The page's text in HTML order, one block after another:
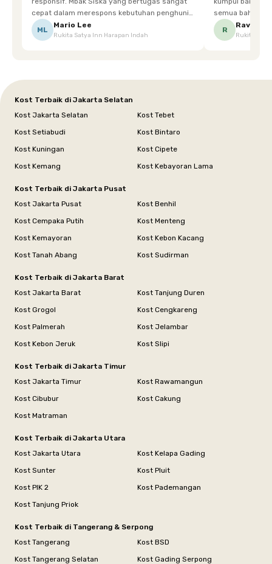
cepat dalam merespons kebutuhan penghuni.
Ketika saya meminta keset karena sempat
terpeleset, permintaan tersebut langsung
ML
Mario Lee
Rukita Satya Inn Harapan Indah
semua bahagia
mgkn saran dari air aja & kebersihan lebih di
R
Ravena
Rukita
Kost Terbaik di Jakarta Selatan
Kost Jakarta Selatan
Kost Tebet
Kost Setiabudi
Kost Bintaro
Kost Kuningan
Kost Cipete
Kost Kemang
Kost Kebayoran Lama
Kost Terbaik di Jakarta Pusat
Kost Jakarta Pusat
Kost Benhil
Kost Cempaka Putih
Kost Menteng
Kost Kemayoran
Kost Kebon Kacang
Kost Tanah Abang
Kost Sudirman
Kost Terbaik di Jakarta Barat
Kost Jakarta Barat
Kost Tanjung Duren
Kost Grogol
Kost Cengkareng
Kost Palmerah
Kost Jelambar
Kost Kebon Jeruk
Kost Slipi
Kost Terbaik di Jakarta Timur
Kost Jakarta Timur
Kost Rawamangun
Kost Cibubur
Kost Cakung
Kost Matraman
Kost Terbaik di Jakarta Utara
Kost Jakarta Utara
Kost Kelapa Gading
Kost Sunter
Kost Pluit
Kost PIK 2
Kost Pademangan
Kost Tanjung Priok
Kost Terbaik di Tangerang & Serpong
Kost Tangerang
Kost BSD
Kost Tangerang Selatan
Kost Gading Serpong